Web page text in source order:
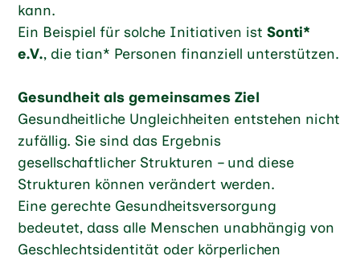
kann.
Ein Beispiel für solche Initiativen istSonti*
e.V., die tian* Personen finanziell unterstützen.
Gesundheit als gemeinsames Ziel
Gesundheitliche Ungleichheiten entstehen nicht
zufällig. Sie sind das Ergebnis
gesellschaftlicher Strukturen – und diese
Strukturen können verändert werden.
Eine gerechte Gesundheitsversorgung
bedeutet, dass alle Menschen unabhängig von
Geschlechtsidentität oder körperlichen